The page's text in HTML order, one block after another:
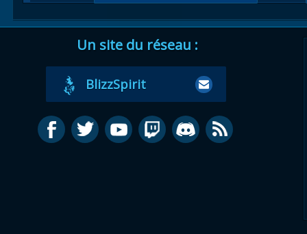
Un site du réseau :
BlizzSpirit